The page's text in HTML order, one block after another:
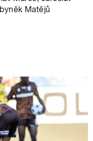
Matějů